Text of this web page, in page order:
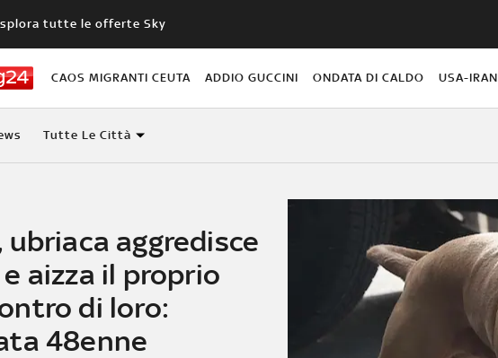
tutte le offerte Sky
CAOS MIGRANTI CEUTA ADDIO GUCCINI ONDATA DI CALDO USA-IRAN
Tutte Le Città
ubriaca aggredisce
aizza il proprio
di loro:
48enne